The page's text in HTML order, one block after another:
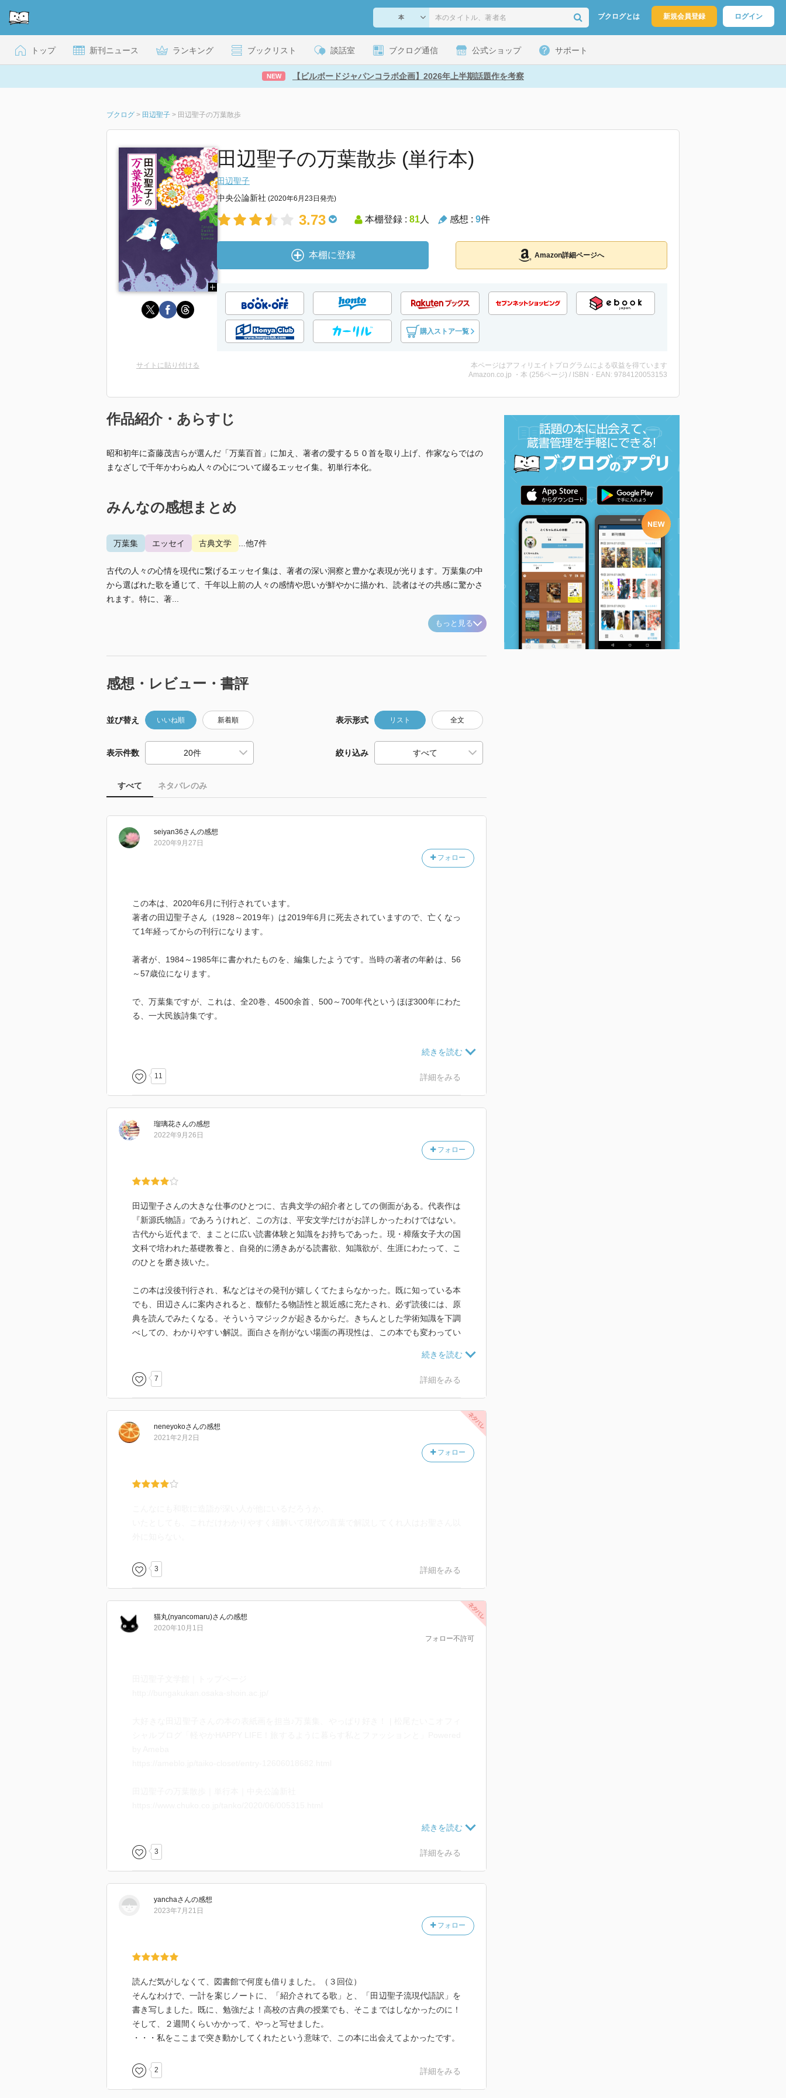
ブクログとは 新規会員登録 ログイン
トップ 新刊ニュース ランキング ブックリスト 談話室 ブクログ通信 公式ショップ サポート
NEW 【ビルボードジャパンコラボ企画】2026年上半期話題作を考察
ブクログ > 田辺聖子 > 田辺聖子の万葉散歩
田辺聖子の万葉散歩 (単行本)
田辺聖子
中央公論新社 (2020年6月23日発売)
3.73 本棚登録 : 81人 感想 : 9件
本棚に登録 Amazon詳細ページへ
購入ストア一覧
サイトに貼り付ける
本ページはアフィリエイトプログラムによる収益を得ています
Amazon.co.jp ・本 (256ページ) / ISBN・EAN: 9784120053153
作品紹介・あらすじ
昭和初年に斎藤茂吉らが選んだ「万葉百首」に加え、著者の愛する５０首を取り上げ、作家ならではの
まなざしで千年かわらぬ人々の心について綴るエッセイ集。初単行本化。
みんなの感想まとめ
万葉集 エッセイ 古典文学 ...他7件
古代の人々の心情を現代に繋げるエッセイ集は、著者の深い洞察と豊かな表現が光ります。万葉集の中
から選ばれた歌を通じて、千年以上前の人々の感情や思いが鮮やかに描かれ、読者はその共感に驚かさ
れます。特に、著...
もっと見る
感想・レビュー・書評
並び替え いいね順 新着順 表示形式 リスト 全文
表示件数 絞り込み
すべて ネタバレのみ
seiyan36さんの感想
フォロー
2020年9月27日
この本は、2020年6月に刊行されています。
著者の田辺聖子さん（1928～2019年）は2019年6月に死去されていますので、亡くなっ
て1年経ってからの刊行になります。
著者が、1984～1985年に書かれたものを、編集したようです。当時の著者の年齢は、56
～57歳位になります。
で、万葉集ですが、これは、全20巻、4500余首、500～700年代というほぼ300年にわた
る、一大民族詩集です。
57頁位まで読んで、図書館に返却。
11 詳細をみる
瑠璃花さんの感想
フォロー
2022年9月26日
田辺聖子さんの大きな仕事のひとつに、古典文学の紹介者としての側面がある。代表作は
『新源氏物語』であろうけれど、この方は、平安文学だけがお詳しかったわけではない。
古代から近代まで、まことに広い読書体験と知識をお持ちであった。現・樟蔭女子大の国
文科で培われた基礎教養と、自発的に湧きあがる読書欲、知識欲が、生涯にわたって、こ
のひとを磨き抜いた。
この本は没後刊行され、私などはその発刊が嬉しくてたまらなかった。既に知っている本
でも、田辺さんに案内されると、馥郁たる物語性と親近感に充たされ、必ず読後には、原
典を読んでみたくなる。そういうマジックが起きるからだ。きちんとした学術知識を下調
べしての、わかりやすい解説。面白さを削がない場面の再現性は、この本でも変わってい
雑誌連載がもとであったようだから、読後、きっと多くの読者が原典に手を伸ばしたので
はないかと思う。今回の私も、ご多分に漏れずで、辛抱たまらずに原典を文庫本で購入し
何故か？面白かったなら全部読めばいいのに。うん。そうなのである。でも、この本が悪
いのではないのだ。この本は、入門者にも解りやすいよう、例えば額田王などのメジャー
な歌も取り上げている。既知のこととて、読むべきだけれど、読み進めているうちに興が
止まらなくなったからだ。それは
でも大学で国文学も学んだので、たぶんほんのちょっと、知識があって、ブワッと一気に
いた本に進まれるのがいい。
「え？それ何？私らは詳しくないから読めって？」
これが面白かったら、無理に万葉集の分厚い全集ものの一冊などお手に取られず、脚注の
れているから、幾種か内容を見られて、取っ付きの良いなと感じたものを、まず一巻だ
と筋や要点を知って、それで原典に触れる。高校生から上の年齢の方なら、どなたでもイ
ケる古典愛好、理解への近道である。古典が苦手な受験生さんに家庭教師をする時、実は
「ええ-、俺古典なんかわっかんねーよお。愛の歌とか。
とか
「だるいしー。あたし興味ないなー。」
ったわけだ。大人に向けた格調のある文章であるから、あなたが私より人生の先輩でも、
大丈夫。
7 詳細をみる
neneyokoさんの感想
フォロー
2021年2月2日
3 詳細をみる
猫丸(nyancomaru)さんの感想
フォロー不許可
2020年10月1日
3 詳細をみる
yanchaさんの感想
フォロー
2023年7月21日
読んだ気がしなくて、図書館で何度も借りました。（３回位）
そんなわけで、一計を案じノートに、「紹介されてる歌」と、「田辺聖子流現代語訳」を
書き写しました。既に、勉強だよ！高校の古典の授業でも、そこまではしなかったのに！
そして、２週間くらいかかって、やっと写せました。
・・・私をここまで突き動かしてくれたという意味で、この本に出会えてよかったです。
2 詳細をみる